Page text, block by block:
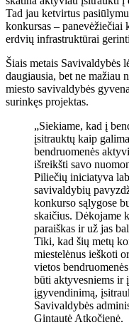
Tad jau ketvirtus
konkursas –
erdvių infrastruktūrai
Šiais metais Savivaldybės
daugiausia, bet ne mažiau
miesto savivaldybės
surinkęs projektas.
„Siekiame, kad į
įsitrauktų kaip
bendruomenės
išreikšti savo
Piliečių iniciatyva
savivaldybių
konkurso sąlygose
skaičius. Dėkojame
paraiškas ir už jas
Tiki, kad šių metų
miestelėnus ieškoti
vietos
būti aktyvesniems ir
įgyvendinimą,
Savivaldybės
Gintautė Atkočienė.